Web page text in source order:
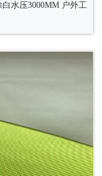
水压3000MM 户外工